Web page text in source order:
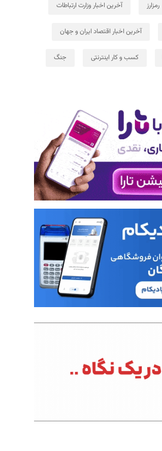
رمزارز آخرین اخبار وزارت ارتباطات
آخرین اخبار اقتصاد ایران و جهان
کسب و کار اینترنتی جنگ